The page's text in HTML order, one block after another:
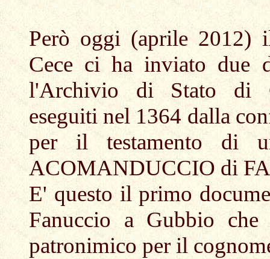
Però oggi (aprile 2012)
Cece ci ha inviato due
l'Archivio di Stato di
eseguiti nel 1364 dalla
per il testamento di
ACOMANDUCCIO di
E' questo il primo
Fanuccio a Gubbio
patronimico per il